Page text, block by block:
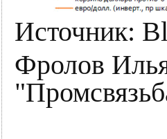
Источник:
Фролов